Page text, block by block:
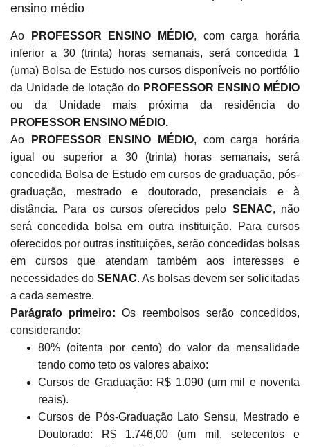
ensino médio
Ao PROFESSOR ENSINO MÉDIO, com carga horária
inferior a 30 (trinta) horas semanais, será concedida 1
(uma) Bolsa de Estudo nos cursos disponíveis no portfólio
da Unidade de lotação do PROFESSOR ENSINO MÉDIO
ou da Unidade mais próxima da residência do
PROFESSOR ENSINO MÉDIO.
Ao
PROFESSOR ENSINO MÉDIO, com carga horária
igual ou superior a 30 (trinta) horas semanais, será
concedida Bolsa de Estudo em cursos de graduação, pós-
graduação, mestrado e doutorado, presenciais e à
distância. Para os cursos oferecidos pelo SENAC, não
será concedida bolsa em outra instituição. Para cursos
oferecidos por outras instituições, serão concedidas bolsas
em cursos que atendam também aos interesses e
necessidades do SENAC. As bolsas devem ser solicitadas
a cada semestre.
Parágrafo primeiro:Os reembolsos serão concedidos,
considerando:
80% (oitenta por cento) do valor da mensalidade
tendo como teto os valores abaixo:
Cursos de Graduação: R$ 1.090 (um mil e noventa
reais).
Cursos de Pós-Graduação Lato Sensu, Mestrado e
Doutorado: R$ 1.746,00 (um mil, setecentos e